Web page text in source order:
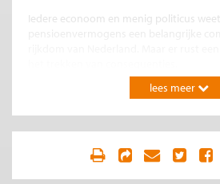
Iedere econoom en menig politicus
Waarom accepteren we het Europese
staatsschuld niet meer mag bedragen
zoiets als het ABP moet corrigeren?
lees meer